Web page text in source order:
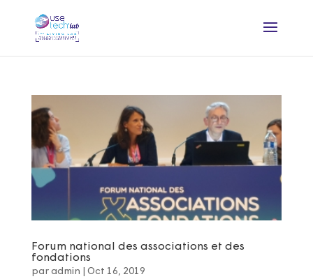
Forum national des associations et des
fondations
par admin Oct 16, 2019